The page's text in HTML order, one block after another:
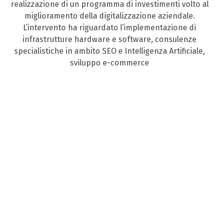
realizzazione di un programma di investimenti volto al
miglioramento della digitalizzazione aziendale.
L’intervento ha riguardato l’implementazione di
infrastrutture hardware e software, consulenze
specialistiche in ambito SEO e Intelligenza Artificiale,
sviluppo e-commerce